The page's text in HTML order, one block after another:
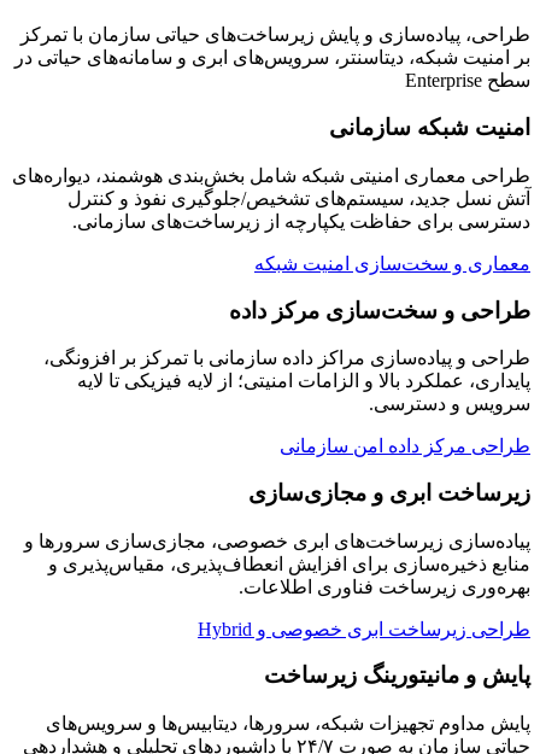
طراحی، پیاده‌سازی و پایش زیرساخت‌های حیاتی سازمان با تمرکز
بر امنیت شبکه، دیتاسنتر، سرویس‌های ابری و سامانه‌های حیاتی در
سطح Enterprise
امنیت شبکه سازمانی
طراحی معماری امنیتی شبکه شامل بخش‌بندی هوشمند، دیواره‌های
آتش نسل جدید، سیستم‌های تشخیص/جلوگیری نفوذ و کنترل
دسترسی برای حفاظت یکپارچه از زیرساخت‌های سازمانی.
معماری و سخت‌سازی امنیت شبکه
طراحی و سخت‌سازی مرکز داده
طراحی و پیاده‌سازی مراکز داده سازمانی با تمرکز بر افزونگی،
پایداری، عملکرد بالا و الزامات امنیتی؛ از لایه فیزیکی تا لایه
سرویس و دسترسی.
طراحی مرکز داده امن سازمانی
زیرساخت ابری و مجازی‌سازی
پیاده‌سازی زیرساخت‌های ابری خصوصی، مجازی‌سازی سرورها و
منابع ذخیره‌سازی برای افزایش انعطاف‌پذیری، مقیاس‌پذیری و
بهره‌وری زیرساخت فناوری اطلاعات.
طراحی زیرساخت ابری خصوصی و Hybrid
پایش و مانیتورینگ زیرساخت
پایش مداوم تجهیزات شبکه، سرورها، دیتابیس‌ها و سرویس‌های
حیاتی سازمان به صورت ۲۴/۷ با داشبوردهای تحلیلی و هشداردهی